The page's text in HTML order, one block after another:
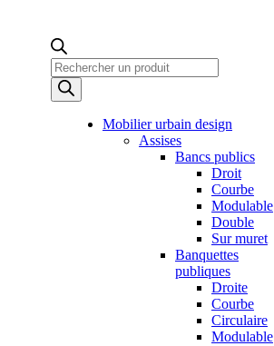
Recherche
de
produits
Mobilier urbain design
Assises
Bancs publics
Droit
Courbe
Modulable
Double
Sur muret
Banquettes
publiques
Droite
Courbe
Circulaire
Modulable